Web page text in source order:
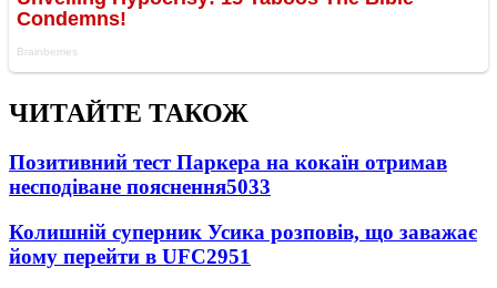
ЧИТАЙТЕ ТАКОЖ
Позитивний тест Паркера на кокаїн отримав
несподіване пояснення5033
Колишній суперник Усика розповів, що заважає
йому перейти в UFC2951